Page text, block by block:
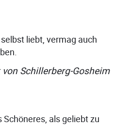
liebt, vermag auch
von Schillerberg-Gosheim
Schöneres, als geliebt zu